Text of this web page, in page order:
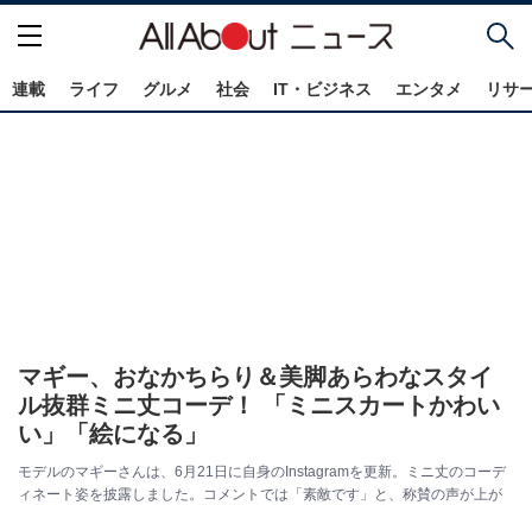
連載 ライフ グルメ 社会 IT・ビジネス エンタメ リサ
マギー、おなかちらり＆美脚あらわなスタイ
ル抜群ミニ丈コーデ！ 「ミニスカートかわい
い」「絵になる」
モデルのマギーさんは、6月21日に自身のInstagramを更新。ミニ丈のコーデ
ィネート姿を披露しました。コメントでは「素敵です」と、称賛の声が上が